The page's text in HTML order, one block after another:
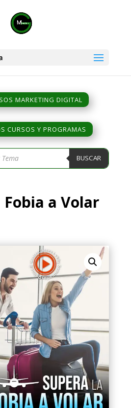
MARKETING DIGITAL
CURSOS Y PROGRAMAS
BUSCAR
Fobia a Volar